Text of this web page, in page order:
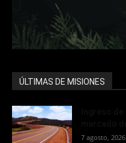
ÚLTIMAS DE MISIONES
7 agosto, 2026